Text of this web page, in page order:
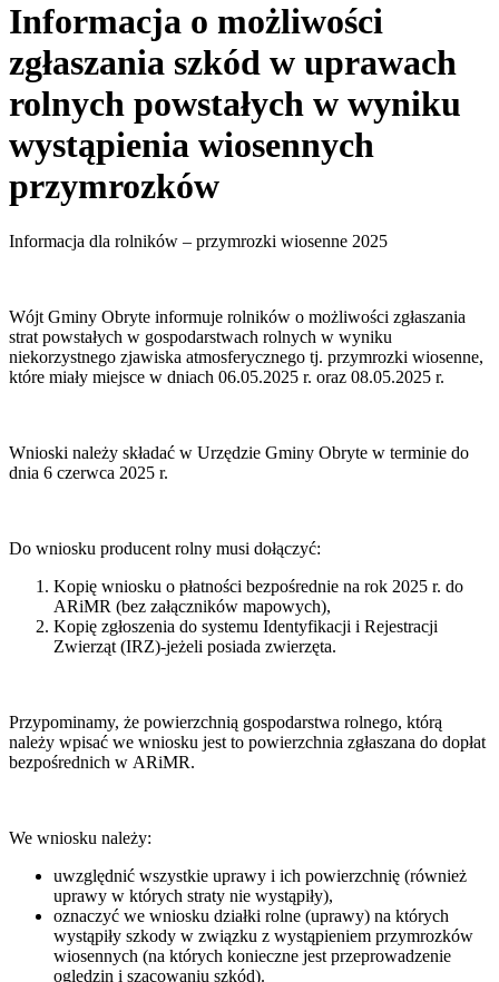
Informacja o możliwości
zgłaszania szkód w uprawach
rolnych powstałych w wyniku
wystąpienia wiosennych
przymrozków
Informacja dla rolników – przymrozki wiosenne 2025
Wójt Gminy Obryte informuje rolników o możliwości zgłaszania
strat powstałych w gospodarstwach rolnych w wyniku
niekorzystnego zjawiska atmosferycznego tj. przymrozki wiosenne,
które miały miejsce w dniach 06.05.2025 r. oraz 08.05.2025 r.
Wnioski należy składać w Urzędzie Gminy Obryte w terminie do
dnia 6 czerwca 2025 r.
Do wniosku producent rolny musi dołączyć:
Kopię wniosku o płatności bezpośrednie na rok 2025 r. do
ARiMR (bez załączników mapowych),
Kopię zgłoszenia do systemu Identyfikacji i Rejestracji
Zwierząt (IRZ)-jeżeli posiada zwierzęta.
Przypominamy, że powierzchnią gospodarstwa rolnego, którą
należy wpisać we wniosku jest to powierzchnia zgłaszana do dopłat
bezpośrednich w ARiMR.
We wniosku należy:
uwzględnić wszystkie uprawy i ich powierzchnię (również
uprawy w których straty nie wystąpiły),
oznaczyć we wniosku działki rolne (uprawy) na których
wystąpiły szkody w związku z wystąpieniem przymrozków
wiosennych (na których konieczne jest przeprowadzenie
oględzin i szacowaniu szkód).